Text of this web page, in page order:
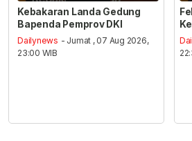
Kebakaran Landa Gedung
Bapenda Pemprov DKI
Dailynews - Jumat , 07 Aug 2026,
23:00 WIB